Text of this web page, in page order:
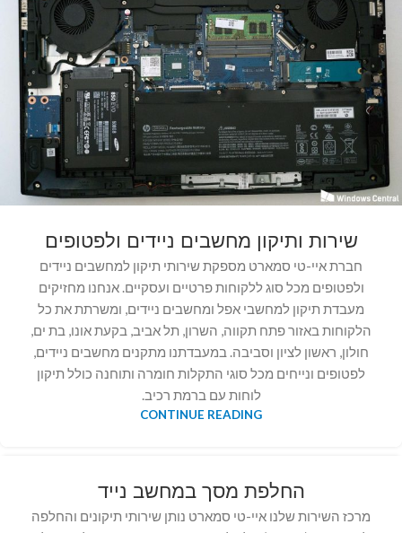
שירות ותיקון מחשבים ניידים ולפטופים
חברת איי-טי סמארט מספקת שירותי תיקון למחשבים ניידים
ולפטופים מכל סוג ללקוחות פרטיים ועסקיים. אנחנו מחזיקים
מעבדת תיקון למחשבי אפל ומחשבים ניידים, ומשרתת את כל
הלקוחות באזור פתח תקווה, השרון, תל אביב, בקעת אונו, בת ים,
חולון, ראשון לציון וסביבה. במעבדתנו מתקנים מחשבים ניידים,
לפטופים ונייחים מכל סוגי התקלות חומרה ותוחנה כולל תיקון
לוחות עם ברמת רכיב.
CONTINUE READING
החלפת מסך במחשב נייד
מרכז השירות שלנו איי-טי סמארט נותן שירותי תיקונים והחלפה